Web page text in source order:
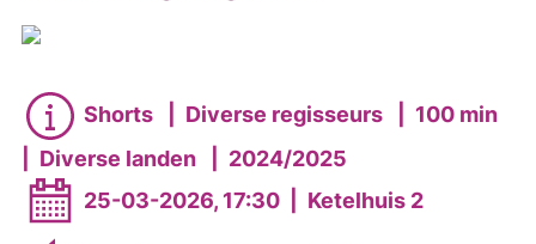
Shorts Diverse regisseurs
100 min
Diverse landen
2024/2025
25-03-2026, 17:30
Ketelhuis 2